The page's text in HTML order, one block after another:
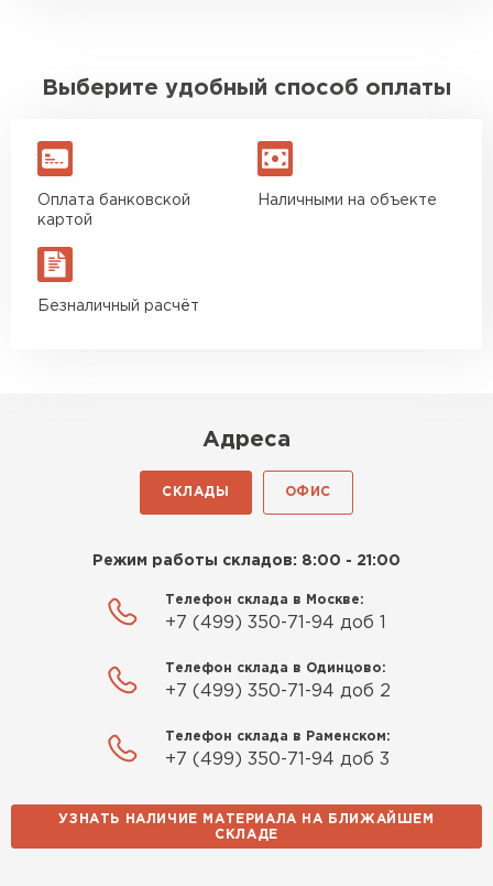
Выберите удобный способ оплаты
Оплата банковской
картой
Наличными на объекте
Безналичный расчёт
Адреса
СКЛАДЫ ОФИС
Режим работы складов: 8:00 - 21:00
Телефон склада в Москве:
+7 (499) 350-71-94 доб 1
Телефон склада в Одинцово:
+7 (499) 350-71-94 доб 2
Телефон склада в Раменском:
+7 (499) 350-71-94 доб 3
УЗНАТЬ НАЛИЧИЕ МАТЕРИАЛА НА БЛИЖАЙШЕМ
СКЛАДЕ